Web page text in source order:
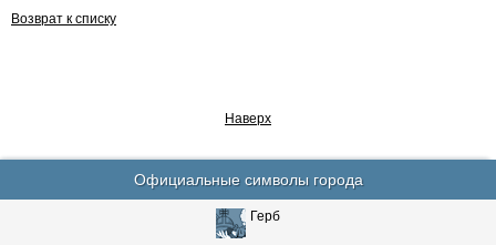
Возврат к списку
Наверх
Официальные символы города
Герб